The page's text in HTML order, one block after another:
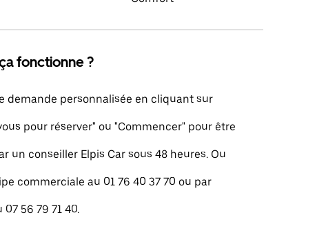
fonctionne ?
demande personnalisée en cliquant sur
pour réserver" ou "Commencer" pour être
un conseiller Elpis Car sous 48 heures. Ou
commerciale au 01 76 40 37 70 ou par
56 79 71 40.